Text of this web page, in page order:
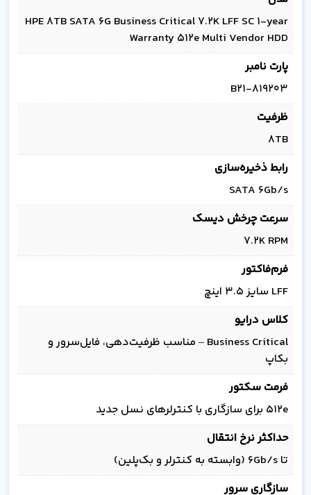
HPE 8TB SATA 6G Business Critical 7.2K LFF SC 1-year
Warranty 512e Multi Vendor HDD
پارت نامبر
819203-B21
ظرفیت
8TB
رابط ذخیره‌سازی
SATA 6Gb/s
سرعت چرخش دیسک
7.2K RPM
فرم‌فاکتور
LFF سایز 3.5 اینچ
کلاس درایو
Business Critical – مناسب ظرفیت‌دهی، فایل‌سرور و
بکاپ
فرمت سکتور
512e برای سازگاری با کنترلرهای نسل جدید
حداکثر نرخ انتقال
تا 6Gb/s (وابسته به کنترلر و بک‌پلین)
سازگاری سرور